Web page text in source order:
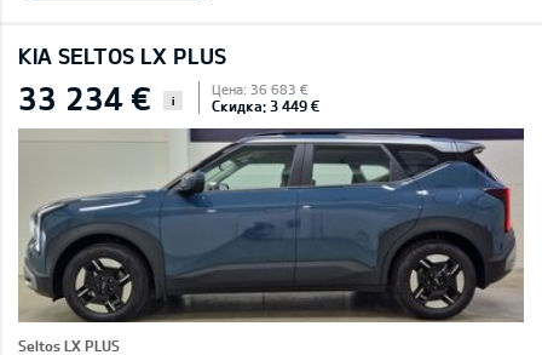
KIA SELTOS LX PLUS
33 234 € i
Цена: 36 683 €
Скидка: 3 449 €
Seltos LX PLUS